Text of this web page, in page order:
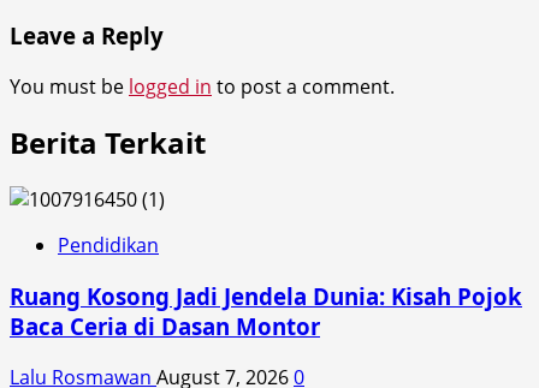
Leave a Reply
You must be logged in to post a comment.
Berita Terkait
Pendidikan
Ruang Kosong Jadi Jendela Dunia: Kisah Pojok
Baca Ceria di Dasan Montor
Lalu Rosmawan August 7, 20260